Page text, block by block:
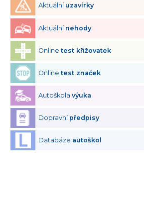
Aktuální uzavírky
Aktuální nehody
Onlinetest křižovatek
Onlinetest značek
Autoškolavýuka
Dopravní předpisy
Databáze autoškol